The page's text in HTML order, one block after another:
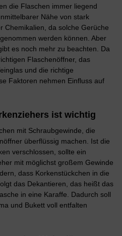
die Flaschen immer liegend
Nähe von stark
Chemikalien, da solche Gerüche
werden können. Aber
es noch mehr zu beachten. Da
Flaschenöffner, das
und die richtige
Faktoren nehmen Einfluss auf
ist wichtig
mit Schraubgewinde, die
überflüssig machen. Ist die
verschlossen, sollte ein
mit möglichst großem Gewinde
dass Korkenstückchen in die
das Dekantieren, das heißt das
in eine Karaffe. Dadurch soll
und Bukett voll entfalten